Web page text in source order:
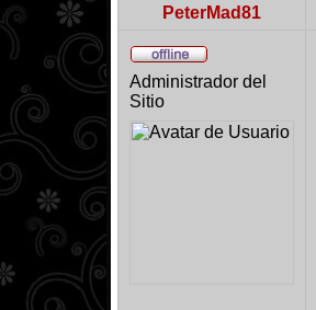
PeterMad81
Administrador del
Sitio